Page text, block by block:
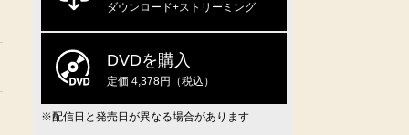
ダウンロード+ストリーミング
DVDを購入
定価 4,378円（税込）
※配信日と発売日が異なる場合があります